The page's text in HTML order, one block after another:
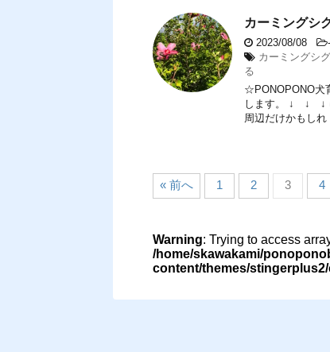
カーミングシ
2023/08/08 -
カーミングシ
る
☆PONOPONO犬
します。 ↓ ↓ ↓
周辺だけかもしれ
« 前へ 1 2 3 4
Warning: Trying to access
/home/skawakami/
content/themes/